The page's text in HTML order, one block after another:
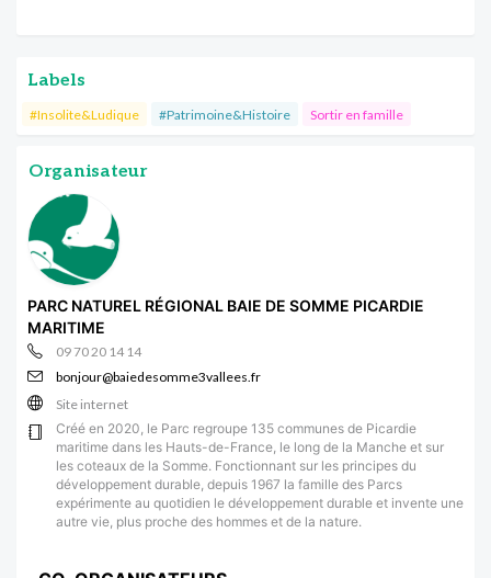
Labels
#Insolite&Ludique #Patrimoine&Histoire Sortir en famille
Organisateur
PARC NATUREL RÉGIONAL BAIE DE SOMME PICARDIE
MARITIME
09 70 20 14 14
bonjour@baiedesomme3vallees.fr
Site internet
Créé en 2020, le Parc regroupe 135 communes de Picardie
maritime dans les Hauts-de-France, le long de la Manche et sur
les coteaux de la Somme. Fonctionnant sur les principes du
développement durable, depuis 1967 la famille des Parcs
expérimente au quotidien le développement durable et invente une
autre vie, plus proche des hommes et de la nature.